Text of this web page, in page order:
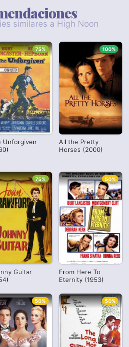
similares a High Noon
Unforgiven
75%
All the Pretty
Horses (2000)
100%
Guitar
75%
From Here To
Eternity (1953)
50%
50% 50%